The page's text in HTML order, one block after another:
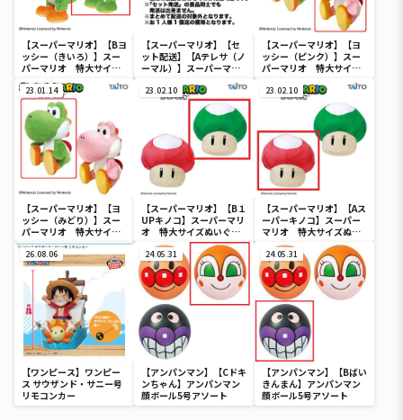
【スーパーマリオ】【Bヨ
ッシー（きいろ）】スー
パーマリオ 特大サイ
ズ ぬいぐるみ ヨッシ
ー（立ちポーズ）
【スーパーマリオ】【セ
ット配送】【Aテレサ（ノ
ーマル）】スーパーマリ
ィギュア
【スーパーマリオ】【ヨ
ッシー（ピンク）】スー
パーマリオ 特大サイズ
ッシー
23.01.14
【スーパーマリオ】【ヨ
ッシー（みどり）】スー
パーマリオ 特大サイズ
ぬいぐるみ おすわりヨ
ッシー
23.02.10
【スーパーマリオ】【B１
UPキノコ】スーパーマリ
オ 特大サイズぬいぐる
み スーパーキノコ/１UP
キノコ
23.02.10
【スーパーマリオ】【Aス
ーパーキノコ】スーパー
マリオ 特大サイズぬい
ぐるみ スーパーキノコ/１
UPキノコ
26.08.06
【ワンピース】ワンピー
ス サウザンド・サニー号
リモコンカー
24.05.31
【アンパンマン】【Cドキ
ンちゃん】アンパンマン
顔ボール5号アソート
24.05.31
【アンパンマン】【Bばい
きんまん】アンパンマン
顔ボール5号アソート